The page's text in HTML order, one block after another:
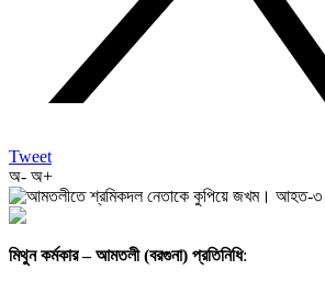
Tweet
অ- অ+
মিথুন কর্মকার – আমতলী (বরগুনা) প্রতিনিধি: